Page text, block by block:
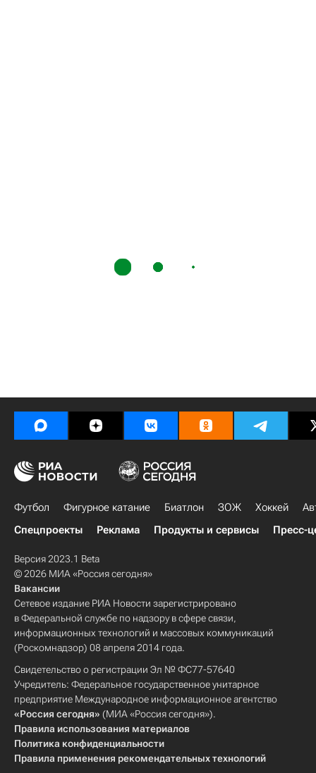
Футбол Фигурное катание Биатлон ЗОЖ Хоккей
Спецпроекты
Реклама Продукты и сервисы Пресс-
Версия 2023.1 Beta
© 2026 МИА «Россия сегодня»
Вакансии
Сетевое издание РИА Новости зарегистрировано
в Федеральной службе по надзору в сфере связи,
информационных технологий и массовых коммуникаций
(Роскомнадзор) 08 апреля 2014 года.
Свидетельство о регистрации Эл № ФС77-57640
Учредитель: Федеральное государственное унитарное
предприятие Международное информационное агентство
«Россия сегодня» (МИА «Россия сегодня»).
Правила использования материалов
Политика конфиденциальности
Правила применения рекомендательных технологий